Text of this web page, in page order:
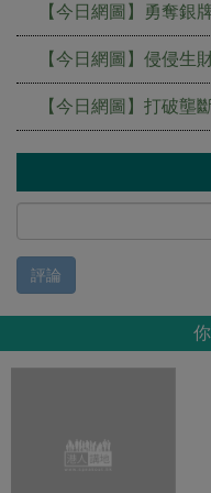
【今日網圖】勇奪銀
【今日網圖】侵侵生
【今日網圖】打破壟
評論